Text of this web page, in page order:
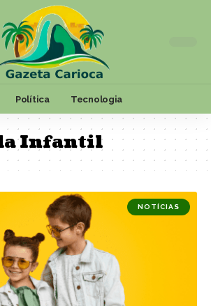
Política Tecnologia
Infantil
NOTÍCIAS